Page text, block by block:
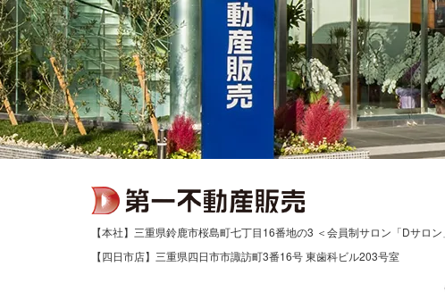
【本社】三重県鈴鹿市桜島町七丁目16番地の3 ＜会員制サロン「Dサロン
【四日市店】三重県四日市市諏訪町3番16号 東歯科ビル203号室